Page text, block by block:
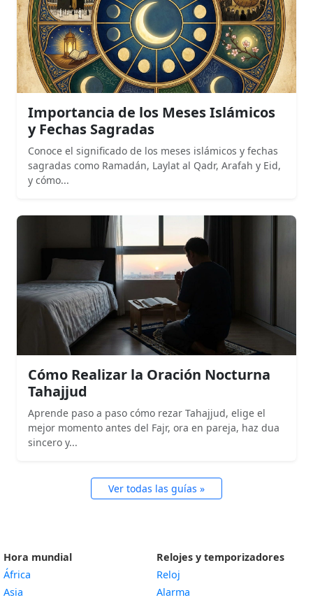
Importancia de los Meses Islámicos
y Fechas Sagradas
Conoce el significado de los meses islámicos y fechas
sagradas como Ramadán, Laylat al Qadr, Arafah y Eid,
y cómo...
Cómo Realizar la Oración Nocturna
Tahajjud
Aprende paso a paso cómo rezar Tahajjud, elige el
mejor momento antes del Fajr, ora en pareja, haz dua
sincero y...
Ver todas las guías »
Hora mundial
África
Asia
Relojes y temporizadores
Reloj
Alarma